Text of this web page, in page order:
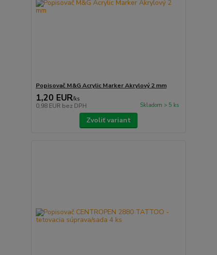
Popisovač M&G Acrylic Marker Akrylový 2 mm
1,20 EUR/ks
0,98 EUR bez DPH Skladom > 5 ks
Zvoliť variant